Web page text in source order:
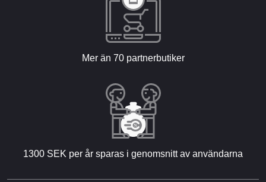
Mer än 70 partnerbutiker
1300 SEK per år sparas i genomsnitt av användarna